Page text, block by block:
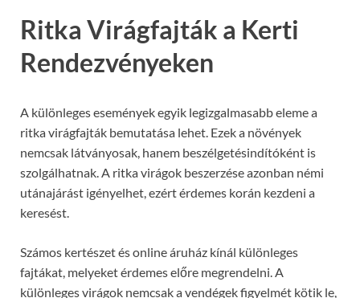
Ritka Virágfajták a Kerti
Rendezvényeken
A különleges események egyik legizgalmasabb eleme a
ritka virágfajták bemutatása lehet. Ezek a növények
nemcsak látványosak, hanem beszélgetésindítóként is
szolgálhatnak. A ritka virágok beszerzése azonban némi
utánajárást igényelhet, ezért érdemes korán kezdeni a
keresést.
Számos kertészet és online áruház kínál különleges
fajtákat, melyeket érdemes előre megrendelni. A
különleges virágok nemcsak a vendégek figyelmét kötik le,